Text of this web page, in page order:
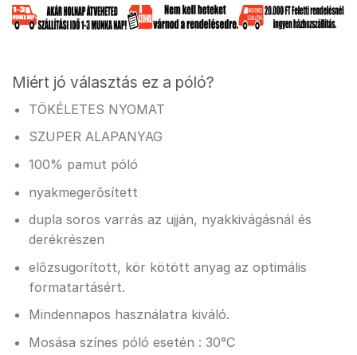
Miért jó választás ez a póló?
TÖKÉLETES NYOMAT
SZUPER ALAPANYAG
100% pamut póló
nyakmegerősített
dupla soros varrás az ujján, nyakkivágásnál és
derékrészen
előzsugorított, kör kötött anyag az optimális
formatartásért.
Mindennapos használatra kiváló.
Mosása színes póló esetén : 30°C